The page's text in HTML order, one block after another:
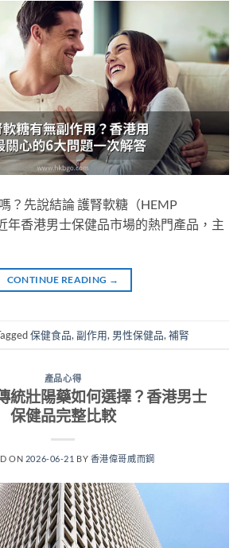
？先說結論 護腎軟糖（HEMP
年香港男士保健品市場的熱門產品，主
CONTINUE READING →
保健食品, 副作用, 男性保健品, 補腎
產品心得
統壯陽藥如何選擇？香港男士
保健品完整比較
ON 2026-06-21 BY 香港偉哥威而鋼